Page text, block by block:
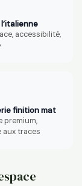
accessibilité,
finition mat
premium,
aux traces